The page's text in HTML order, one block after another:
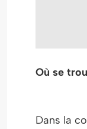
Où se
Dans la